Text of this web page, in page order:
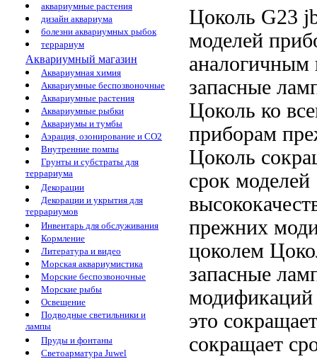
аквариумные растения
дизайн аквариума
болезни аквариумных рыбок
террариум
Аквариумный магазин
Аквариумная химия
Аквариумные беспозвоночные
Аквариумные растения
Аквариумные рыбки
Аквариумы и тумбы
Аэрация, озонирование и CO2
Внутренние помпы
Грунты и субстраты для
террариума
Декорации
Декорации и укрытия для
террариумов
Инвентарь для обслуживания
Кормление
Литература и видео
Морская аквариумистика
Морские беспозвоночные
Морские рыбы
Освещение
Подводные светильники и
лампы
Пруды и фонтаны
Светоарматура Juwel
Цоколь G23
моделей
аналогичным
запасные
Цоколь ко
приборам
Цоколь
срок
прежних
цоколем
запасные
это
сокращает